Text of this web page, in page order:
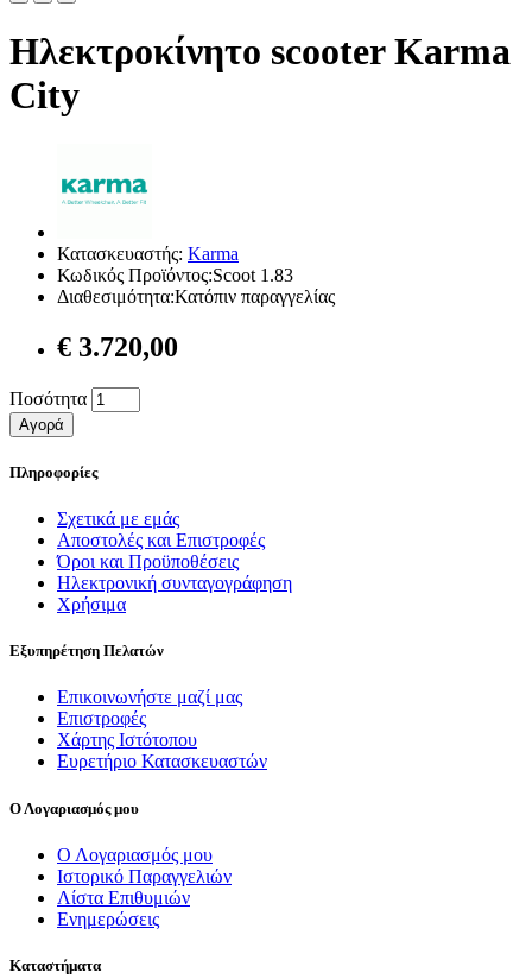
Ηλεκτροκίνητο scooter Karma
City
Κατασκευαστής: Karma
Κωδικός Προϊόντος:Scoot 1.83
Διαθεσιμότητα:Κατόπιν παραγγελίας
€ 3.720,00
Ποσότητα
Αγορά
Πληροφορίες
Σχετικά με εμάς
Αποστολές και Επιστροφές
Όροι και Προϋποθέσεις
Ηλεκτρονική συνταγογράφηση
Χρήσιμα
Εξυπηρέτηση Πελατών
Επικοινωνήστε μαζί μας
Επιστροφές
Χάρτης Ιστότοπου
Ευρετήριο Κατασκευαστών
Ο Λογαριασμός μου
Ο Λογαριασμός μου
Ιστορικό Παραγγελιών
Λίστα Επιθυμιών
Ενημερώσεις
Καταστήματα